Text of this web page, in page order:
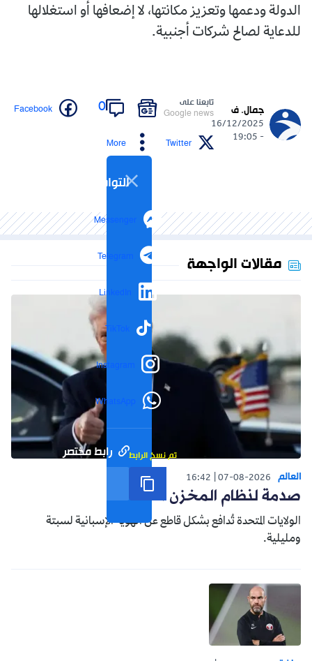
الدولة ودعمها وتعزيز مكانتها، لا إضعافها أو استغلالها
للدعاية لصالح شركات أجنبية.
جمال. ف
16/12/2025
- 19:05
تابعنا على
Google news
0
Facebook
Twitter
More
التواصل الاجتماعي
Messenger
Telegram
LinkedIn
TikTok
Instagram
WhatsApp
رابط مختصر تم نسخ الرابط
مقالات الواجهة
العالم 07-08-2026
16:42
صدمة لنظام المخزن التوسعي
الولايات المتحدة تُدافع بشكل قاطع عن الهوية الإسبانية لسبتة
ومليلية.